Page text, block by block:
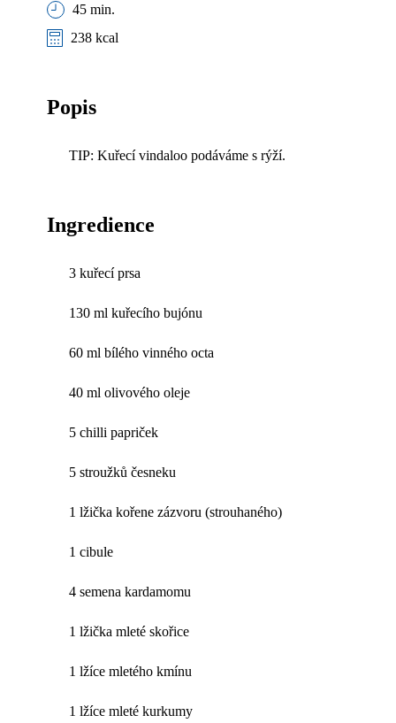
45 min.
238 kcal
Popis
TIP: Kuřecí vindaloo podáváme s rýží.
Ingredience
3 kuřecí prsa
130 ml kuřecího bujónu
60 ml bílého vinného octa
40 ml olivového oleje
5 chilli papriček
5 stroužků česneku
1 lžička kořene zázvoru (strouhaného)
1 cibule
4 semena kardamomu
1 lžička mleté skořice
1 lžíce mletého kmínu
1 lžíce mleté kurkumy